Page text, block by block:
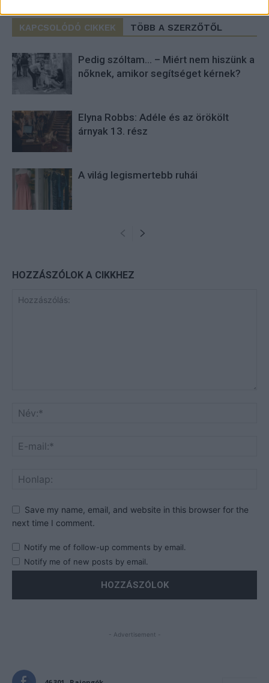
KAPCSOLÓDÓ CIKKEK TÖBB A SZERZŐTŐL
Pedig szóltam… – Miért nem hiszünk a
nőknek, amikor segítséget kérnek?
Elyna Robbs: Adéle és az örökölt
árnyak 13. rész
A világ legismertebb ruhái
HOZZÁSZÓLOK A CIKKHEZ
Save my name, email, and website in this browser for the
next time I comment.
Notify me of follow-up comments by email.
Notify me of new posts by email.
- Advertisement -